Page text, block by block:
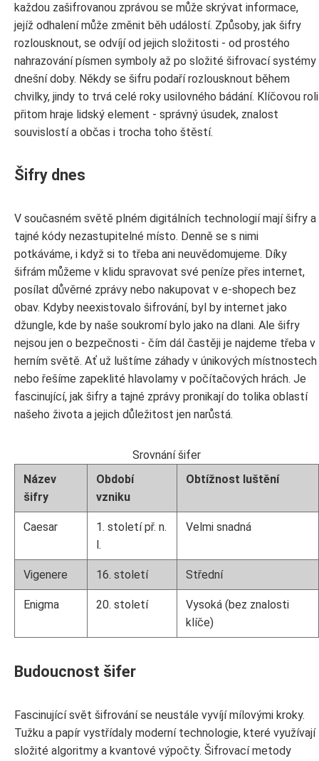
každou zašifrovanou zprávou se může skrývat informace,
jejíž odhalení může změnit běh událostí. Způsoby, jak šifry
rozlousknout, se odvíjí od jejich složitosti - od prostého
nahrazování písmen symboly až po složité šifrovací systémy
dnešní doby. Někdy se šifru podaří rozlousknout během
chvilky, jindy to trvá celé roky usilovného bádání. Klíčovou roli
přitom hraje lidský element - správný úsudek, znalost
souvislostí a občas i trocha toho štěstí.
Šifry dnes
V současném světě plném digitálních technologií mají šifry a
tajné kódy nezastupitelné místo. Denně se s nimi
potkáváme, i když si to třeba ani neuvědomujeme. Díky
šifrám můžeme v klidu spravovat své peníze přes internet,
posílat důvěrné zprávy nebo nakupovat v e-shopech bez
obav. Kdyby neexistovalo šifrování, byl by internet jako
džungle, kde by naše soukromí bylo jako na dlani. Ale šifry
nejsou jen o bezpečnosti - čím dál častěji je najdeme třeba v
herním světě. Ať už luštíme záhady v únikových místnostech
nebo řešíme zapeklité hlavolamy v počítačových hrách. Je
fascinující, jak šifry a tajné zprávy pronikají do tolika oblastí
našeho života a jejich důležitost jen narůstá.
Srovnání šifer
Název
šifry
Období
vzniku
Obtížnost luštění
Caesar
1. století př. n.
l.
Velmi snadná
Vigenere 16. století Střední
Enigma 20. století
Vysoká (bez znalosti
klíče)
Budoucnost šifer
Fascinující svět šifrování se neustále vyvíjí mílovými kroky.
Tužku a papír vystřídaly moderní technologie, které využívají
složité algoritmy a kvantové výpočty. Šifrovací metody